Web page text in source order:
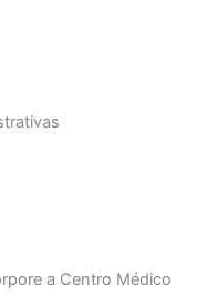
a Centro Médico